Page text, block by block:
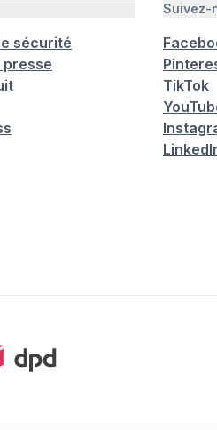
sécurité
presse
Suivez-
TikTok